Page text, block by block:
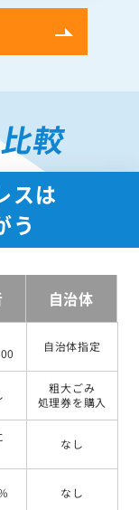
較
スは
う
自治体
自治体指定
粗大ごみ
処理券を購入
なし
なし